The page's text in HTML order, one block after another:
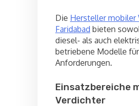
Die Hersteller mobiler
Faridabad bieten
diesel- als auch
betriebene Modelle
Anforderungen.
Einsatzbereiche
Verdichter